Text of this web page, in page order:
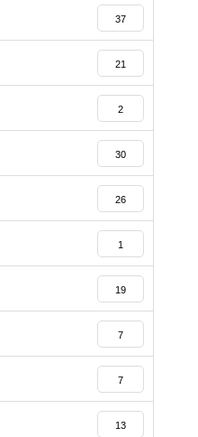
37
21
2
30
26
1
19
7
7
13